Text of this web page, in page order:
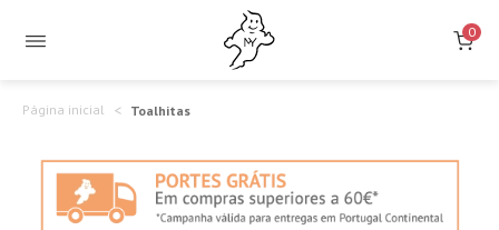
0
Página inicial Toalhitas
Toalhitas
incontinência